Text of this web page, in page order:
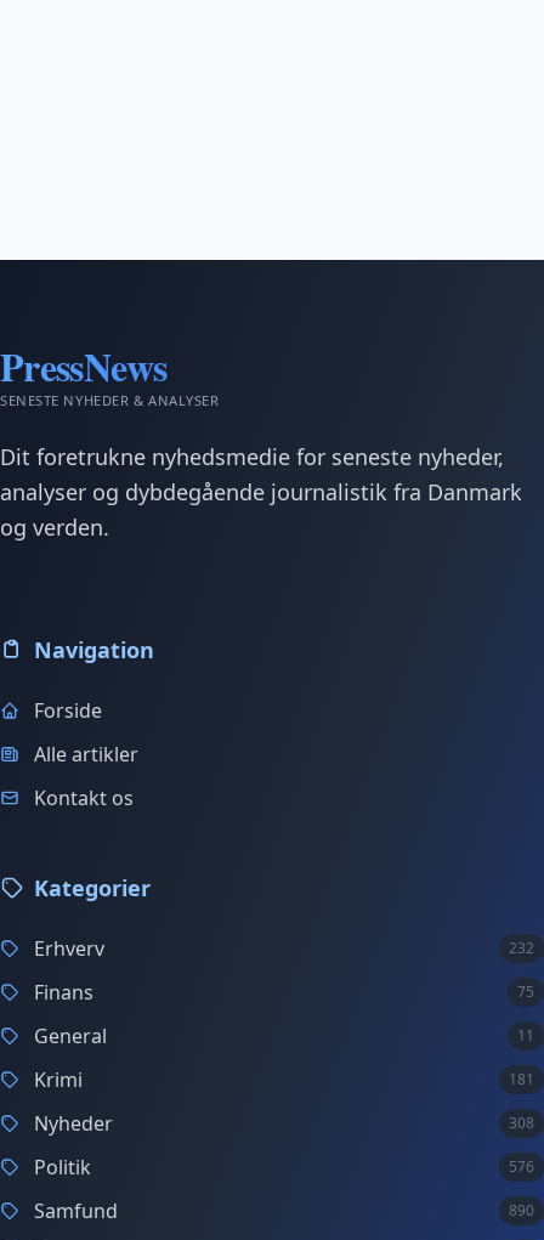
PressNews
SENESTE NYHEDER & ANALYSER
Dit foretrukne nyhedsmedie for seneste nyheder,
analyser og dybdegående journalistik fra Danmark
og verden.
Navigation
Forside
Alle artikler
Kontakt os
Kategorier
Erhverv 232
Finans 75
General 11
Krimi 181
Nyheder 308
Politik 576
Samfund 890